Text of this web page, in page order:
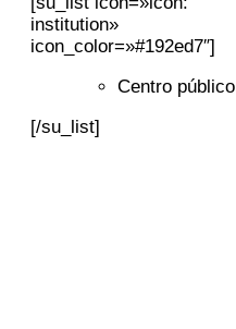
institution»
icon_color=»#192ed7″]
Centro público
[/su_list]